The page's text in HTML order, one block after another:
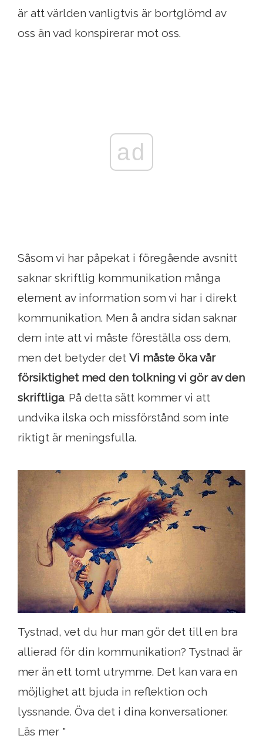
är att världen vanligtvis är bortglömd av
oss än vad konspirerar mot oss.
ad
Såsom vi har påpekat i föregående avsnitt
saknar skriftlig kommunikation många
element av information som vi har i direkt
kommunikation. Men å andra sidan saknar
dem inte att vi måste föreställa oss dem,
men det betyder det Vi måste öka vår
försiktighet med den tolkning vi gör av den
skriftliga. På detta sätt kommer vi att
undvika ilska och missförstånd som inte
riktigt är meningsfulla.
Tystnad, vet du hur man gör det till en bra
allierad för din kommunikation? Tystnad är
mer än ett tomt utrymme. Det kan vara en
möjlighet att bjuda in reflektion och
lyssnande. Öva det i dina konversationer.
Läs mer "